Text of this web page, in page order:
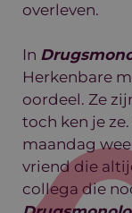
overleven.
In
Herkenbare
oordeel. Ze
toch ken je
maandag
vriend die
collega die